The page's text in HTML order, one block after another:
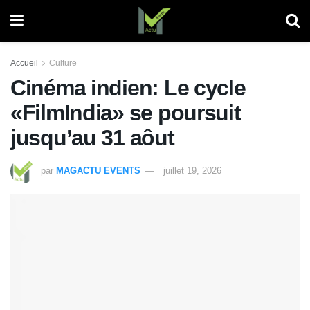
Accueil Culture
Cinéma indien: Le cycle
«FilmIndia» se poursuit
jusqu’au 31 aôut
par MAGACTU EVENTS juillet 19, 2026